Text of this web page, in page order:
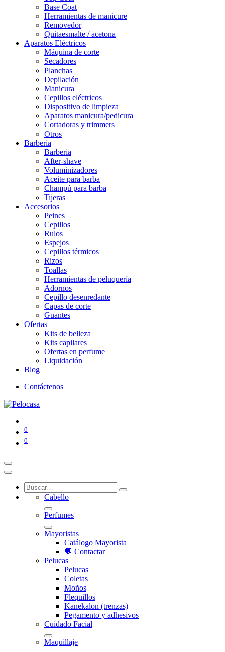
Base Coat
Herramientas de manicure
Removedor
Quitaesmalte / acetona
Aparatos Eléctricos
Máquina de corte
Secadores
Planchas
Depilación
Manicura
Cepillos eléctricos
Dispositivo de limpieza
Aparatos manicura/pedicura
Cortadoras y trimmers
Otros
Barberia
Barberia
After-shave
Voluminizadores
Aceite para barba
Champú para barba
Tijeras
Accesorios
Peines
Cepillos
Rulos
Espejos
Cepillos térmicos
Rizos
Toallas
Herramientas de peluquería
Adornos
Cepillo desenredante
Capas de corte
Guantes
Ofertas
Kits de belleza
Kits capilares
Ofertas en perfume
Liquidación
Blog
Contáctenos
0
0
Cabello
Perfumes
Mayoristas
Catálogo Mayorista
💬 Contactar
Pelucas
Pelucas
Coletas
Moños
Flequillos
Kanekalon (trenzas)
Pegamento y adhesivos
Cuidado Facial
Maquillaje